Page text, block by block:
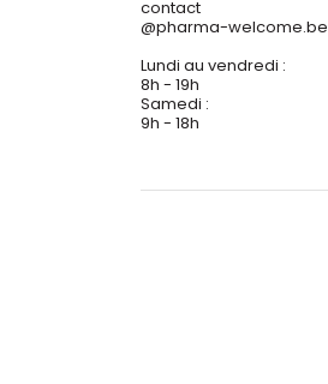
contact
@pharma-welcome.be
Lundi au vendredi :
8h - 19h
Samedi :
9h - 18h